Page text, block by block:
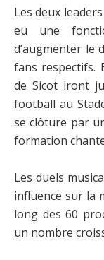
Les deux
eu une
d’augmenter le
fans respectifs.
de Sicot iront
football au
se clôture par
formation
Les duels
influence sur la
long des 60
un nombre